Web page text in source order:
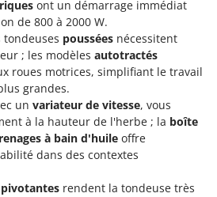
ont un démarrage immédiat
de 800 à 2000 W.
tondeuses poussées nécessitent
; les modèles autotractés
roues motrices, simplifiant le travail
grandes.
un variateur de vitesse, vous
à la hauteur de l'herbe ; la boîte
à bain d'huile offre
dans des contextes
rendent la tondeuse très